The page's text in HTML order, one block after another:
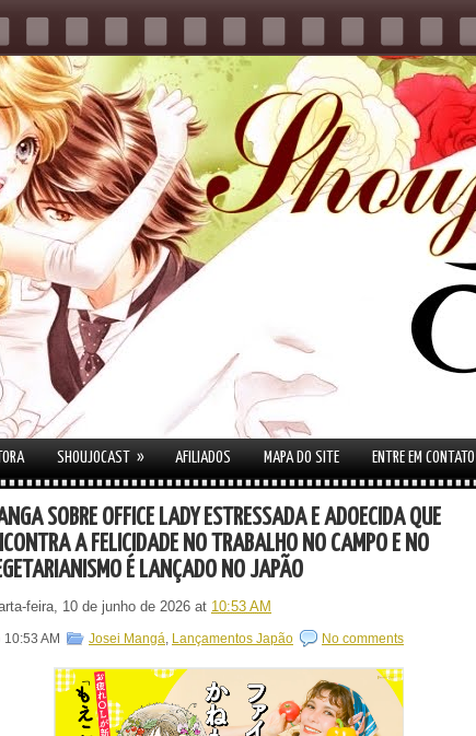
SHOUJOCAST » AFILIADOS MAPA DO SITE ENTRE EM CONTATO
SOBRE OFFICE LADY ESTRESSADA E ADOECIDA QUE
A FELICIDADE NO TRABALHO NO CAMPO E NO
É LANÇADO NO JAPÃO
feira, 10 de junho de 2026 at 10:53 AM
10:53 AM Josei Mangá, Lançamentos Japão No comments